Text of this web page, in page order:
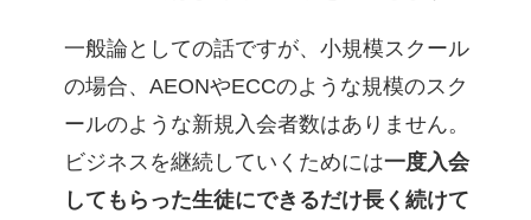
一般論としての話ですが、小規模スクール
の場合、AEONやECCのような規模のスク
ールのような新規入会者数はありません。
ビジネスを継続していくためには一度入会
してもらった生徒にできるだけ長く続けて